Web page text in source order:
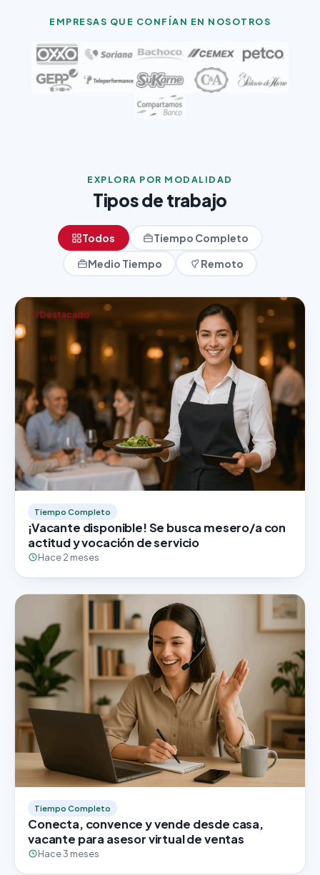
EMPRESAS QUE CONFÍAN EN NOSOTROS
EXPLORA POR MODALIDAD
Tipos de trabajo
Todos
Tiempo Completo
Medio Tiempo
Remoto
Destacado
Tiempo Completo
¡Vacante disponible! Se busca mesero/a con
actitud y vocación de servicio
Hace 2 meses
Tiempo Completo
Conecta, convence y vende desde casa,
vacante para asesor virtual de ventas
Hace 3 meses